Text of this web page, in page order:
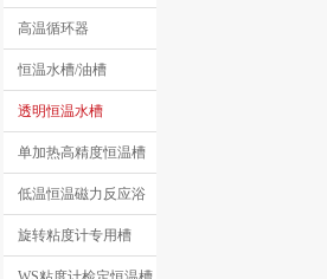
高温循环器
恒温水槽/油槽
透明恒温水槽
单加热高精度恒温槽
低温恒温磁力反应浴
旋转粘度计专用槽